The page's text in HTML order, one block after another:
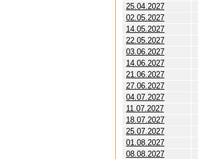
25.04.2027
02.05.2027
14.05.2027
22.05.2027
03.06.2027
14.06.2027
21.06.2027
27.06.2027
04.07.2027
11.07.2027
18.07.2027
25.07.2027
01.08.2027
08.08.2027